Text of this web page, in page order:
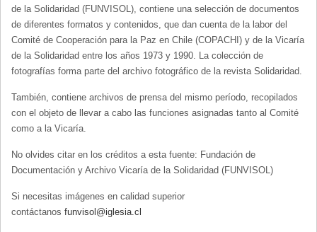
de la Solidaridad (FUNVISOL), contiene una selección de documentos
de diferentes formatos y contenidos, que dan cuenta de la labor del
Comité de Cooperación para la Paz en Chile (COPACHI) y de la Vicaría
de la Solidaridad entre los años 1973 y 1990. La colección de
fotografías forma parte del archivo fotográfico de la revista Solidaridad.
También, contiene archivos de prensa del mismo período, recopilados
con el objeto de llevar a cabo las funciones asignadas tanto al Comité
como a la Vicaría.
No olvides citar en los créditos a esta fuente: Fundación de
Documentación y Archivo Vicaría de la Solidaridad (FUNVISOL)
Si necesitas imágenes en calidad superior
contáctanos funvisol@iglesia.cl